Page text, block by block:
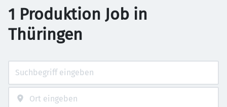
1 Produktion Job in
Thüringen